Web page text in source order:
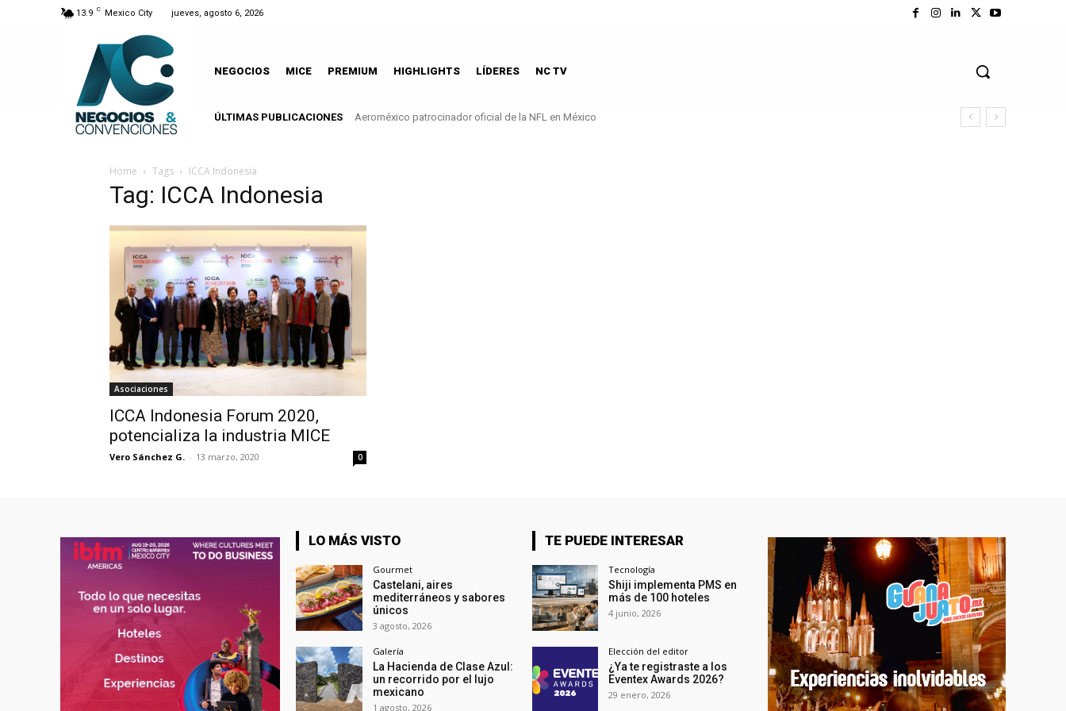
13.9 C Mexico City jueves, agosto 6, 2026
NEGOCIOS MICE PREMIUM HIGHLIGHTS LÍDERES NC TV
ÚLTIMAS PUBLICACIONES Aeroméxico patrocinador oficial de la NFL en México
Home Tags ICCA Indonesia
Tag: ICCA Indonesia
Asociaciones
ICCA Indonesia Forum 2020,
potencializa la industria MICE
Vero Sánchez G. - 13 marzo, 2020 0
LO MÁS VISTO
Gourmet
Castelani, aires
mediterráneos y sabores
únicos
3 agosto, 2026
Galería
La Hacienda de Clase Azul:
un recorrido por el lujo
mexicano
1 agosto, 2026
TE PUEDE INTERESAR
Tecnología
Shiji implementa PMS en
más de 100 hoteles
4 junio, 2026
Elección del editor
¿Ya te registraste a los
Eventex Awards 2026?
29 enero, 2026